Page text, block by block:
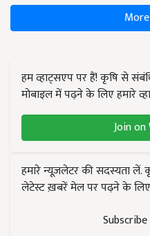
हम व्हाट्सएप पर हैं! कृषि से
मोबाइल में पढ़ने के लिए हमारे
Join
हमारे न्यूज़लेटर की सदस्यता
लेटेस्ट ख़बरें मेल पर पढ़ने के